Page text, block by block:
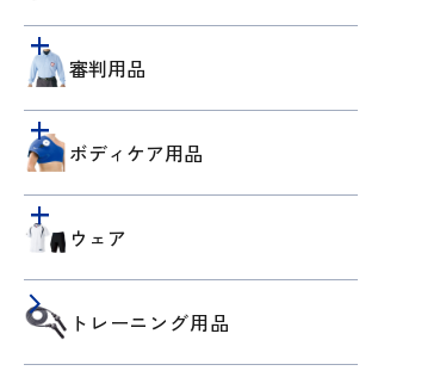
審判用品
ボディケア用品
ウェア
トレーニング用品